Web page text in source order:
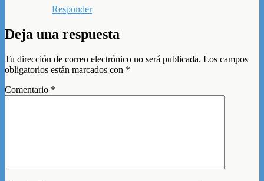
Responder
Deja una respuesta
Tu dirección de correo electrónico no será publicada. Los campos
obligatorios están marcados con *
Comentario *